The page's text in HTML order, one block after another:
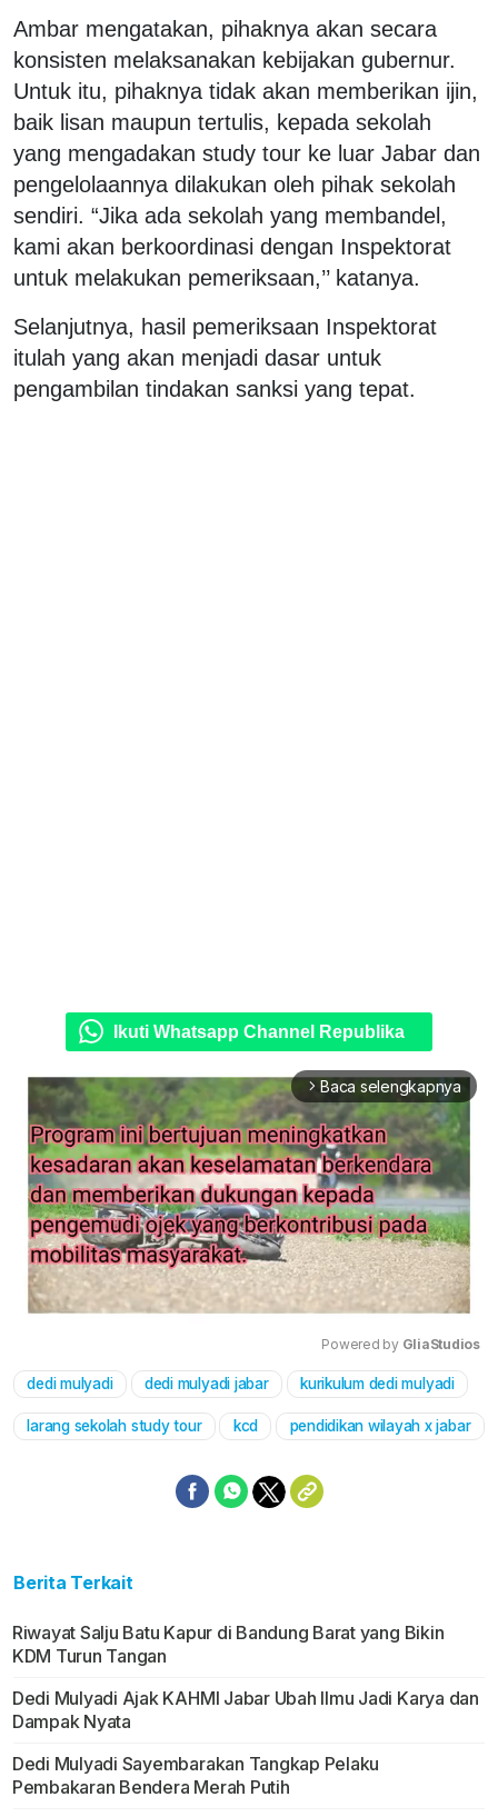
Ambar mengatakan, pihaknya akan secara
konsisten melaksanakan kebijakan gubernur.
Untuk itu, pihaknya tidak akan memberikan ijin,
baik lisan maupun tertulis, kepada sekolah
yang mengadakan study tour ke luar Jabar dan
pengelolaannya dilakukan oleh pihak sekolah
sendiri. “Jika ada sekolah yang membandel,
kami akan berkoordinasi dengan Inspektorat
untuk melakukan pemeriksaan,’’ katanya.
Selanjutnya, hasil pemeriksaan Inspektorat
itulah yang akan menjadi dasar untuk
pengambilan tindakan sanksi yang tepat.
Ikuti Whatsapp Channel Republika
arrow_forward_ios Baca selengkapnya
Mute
Powered by GliaStudios
dedi mulyadi dedi mulyadi jabar kurikulum dedi mulyadi
larang sekolah study tour kcd pendidikan wilayah x jabar
Berita Terkait
Riwayat Salju Batu Kapur di Bandung Barat yang Bikin
KDM Turun Tangan
Dedi Mulyadi Ajak KAHMI Jabar Ubah Ilmu Jadi Karya dan
Dampak Nyata
Dedi Mulyadi Sayembarakan Tangkap Pelaku
Pembakaran Bendera Merah Putih